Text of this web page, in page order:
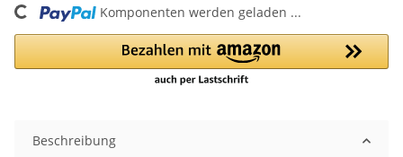
Komponenten werden geladen ...
Beschreibung